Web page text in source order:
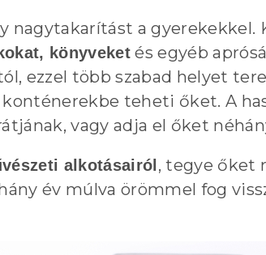
nagytakarítást a gyerekekkel.
könyveket és egyéb
ezzel több szabad helyet
teheti őket. A
vagy adja el őket
alkotásairól , tegye őket
év múlva örömmel fog